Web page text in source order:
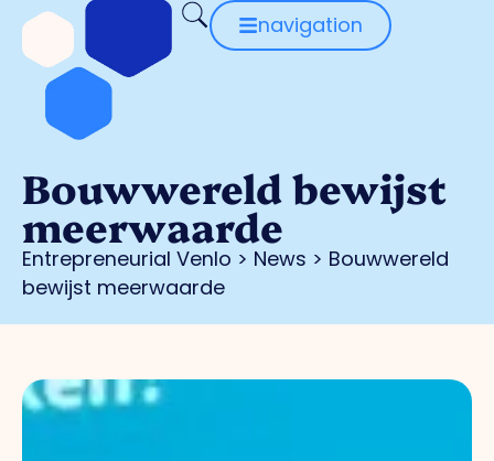
navigation
Bouwwereld bewijst
meerwaarde
Entrepreneurial Venlo > News > Bouwwereld
bewijst meerwaarde